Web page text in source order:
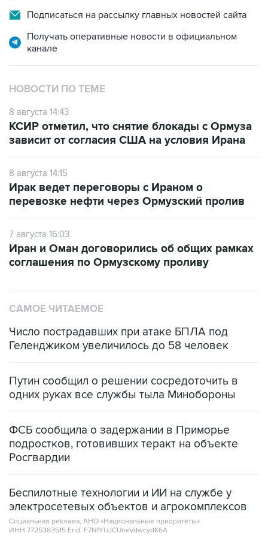
Подписаться на рассылку главных новостей сайта
Получать оперативные новости в официальном
канале
НОВОСТИ ПО ТЕМЕ
8 августа 14:43
КСИР отметил, что снятие блокады с Ормуза
зависит от согласия США на условия Ирана
8 августа 14:15
Ирак ведет переговоры с Ираном о
перевозке нефти через Ормузский пролив
7 августа 16:03
Иран и Оман договорились об общих рамках
соглашения по Ормузскому проливу
САМОЕ ЧИТАЕМОЕ
Число пострадавших при атаке БПЛА под
Геленджиком увеличилось до 58 человек
Путин сообщил о решении сосредоточить в
одних руках все службы тыла Минобороны
ФСБ сообщила о задержании в Приморье
подростков, готовивших теракт на объекте
Росгвардии
Беспилотные технологии и ИИ на службе у
электросетевых объектов и агрокомплексов
Социальная реклама, АНО «Национальные приоритеты».
ИНН 7725383515 Erid: F7NfYUJCUneVdwcydK6A